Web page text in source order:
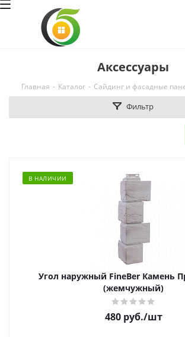
Аксессуары
Главная - Каталог - Сайдинг и фасадные
Фильтр
В НАЛИЧИИ
Угол наружный FineBer Камень
(жемчужный)
480руб./шт